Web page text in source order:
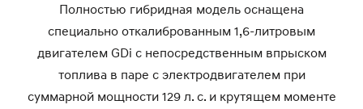
Полностью гибридная модель оснащена
специально откалиброванным 1,6-литровым
двигателем GDi с непосредственным впрыском
топлива в паре с электродвигателем при
суммарной мощности 129 л. с. и крутящем моменте